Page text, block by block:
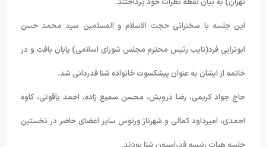
تهران) به بیان نقطه نظرات خود پرداختند.
این جلسه با سخنرانی حجت الاسلام و المسلمین سید محمد حسن
ابوترابی فرد(نایب رئیس محترم مجلس شورای اسلامی) پایان یافت و در
خاتمه از ایشان به عنوان پیشکسوت خانواده شنا قدردانی شد.
حاج جواد کریمی، رضا درویش، محسن سمیع زاده، احمد یاقوتی، کاوه
احمدی، امیرداود کمالی و شهرناز ورنوس سایر اعضای حاضر در نخستین